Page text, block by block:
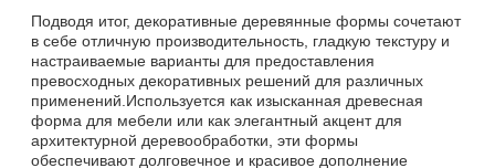
Подводя итог, декоративные деревянные формы сочетают
в себе отличную производительность, гладкую текстуру и
настраиваемые варианты для предоставления
превосходных декоративных решений для различных
применений.Используется как изысканная древесная
форма для мебели или как элегантный акцент для
архитектурной деревообработки, эти формы
обеспечивают долговечное и красивое дополнение